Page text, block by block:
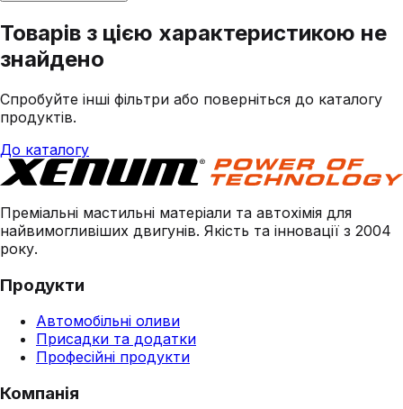
Товарів з цією характеристикою не
знайдено
Спробуйте інші фільтри або поверніться до каталогу
продуктів.
До каталогу
Преміальні мастильні матеріали та автохімія для
найвимогливіших двигунів. Якість та інновації з 2004
року.
Продукти
Автомобільні оливи
Присадки та додатки
Професійні продукти
Компанія